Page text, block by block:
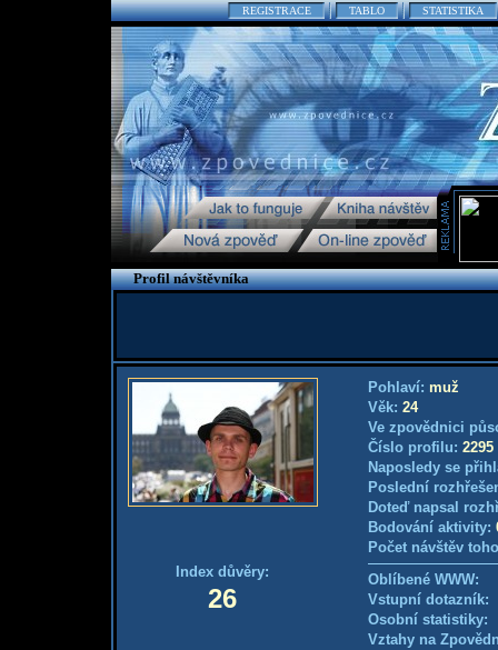
REGISTRACE TABLO STATISTIKA
Profil návštěvníka
Index důvěry:
26
Pohlaví: muž
Věk: 24
Ve zpovědnici
Číslo profilu: 2295
Naposledy se
Poslední
Doteď napsal
Bodování aktivity:
Počet návštěv
Oblíbené WWW:
Vstupní
Osobní
Vztahy na